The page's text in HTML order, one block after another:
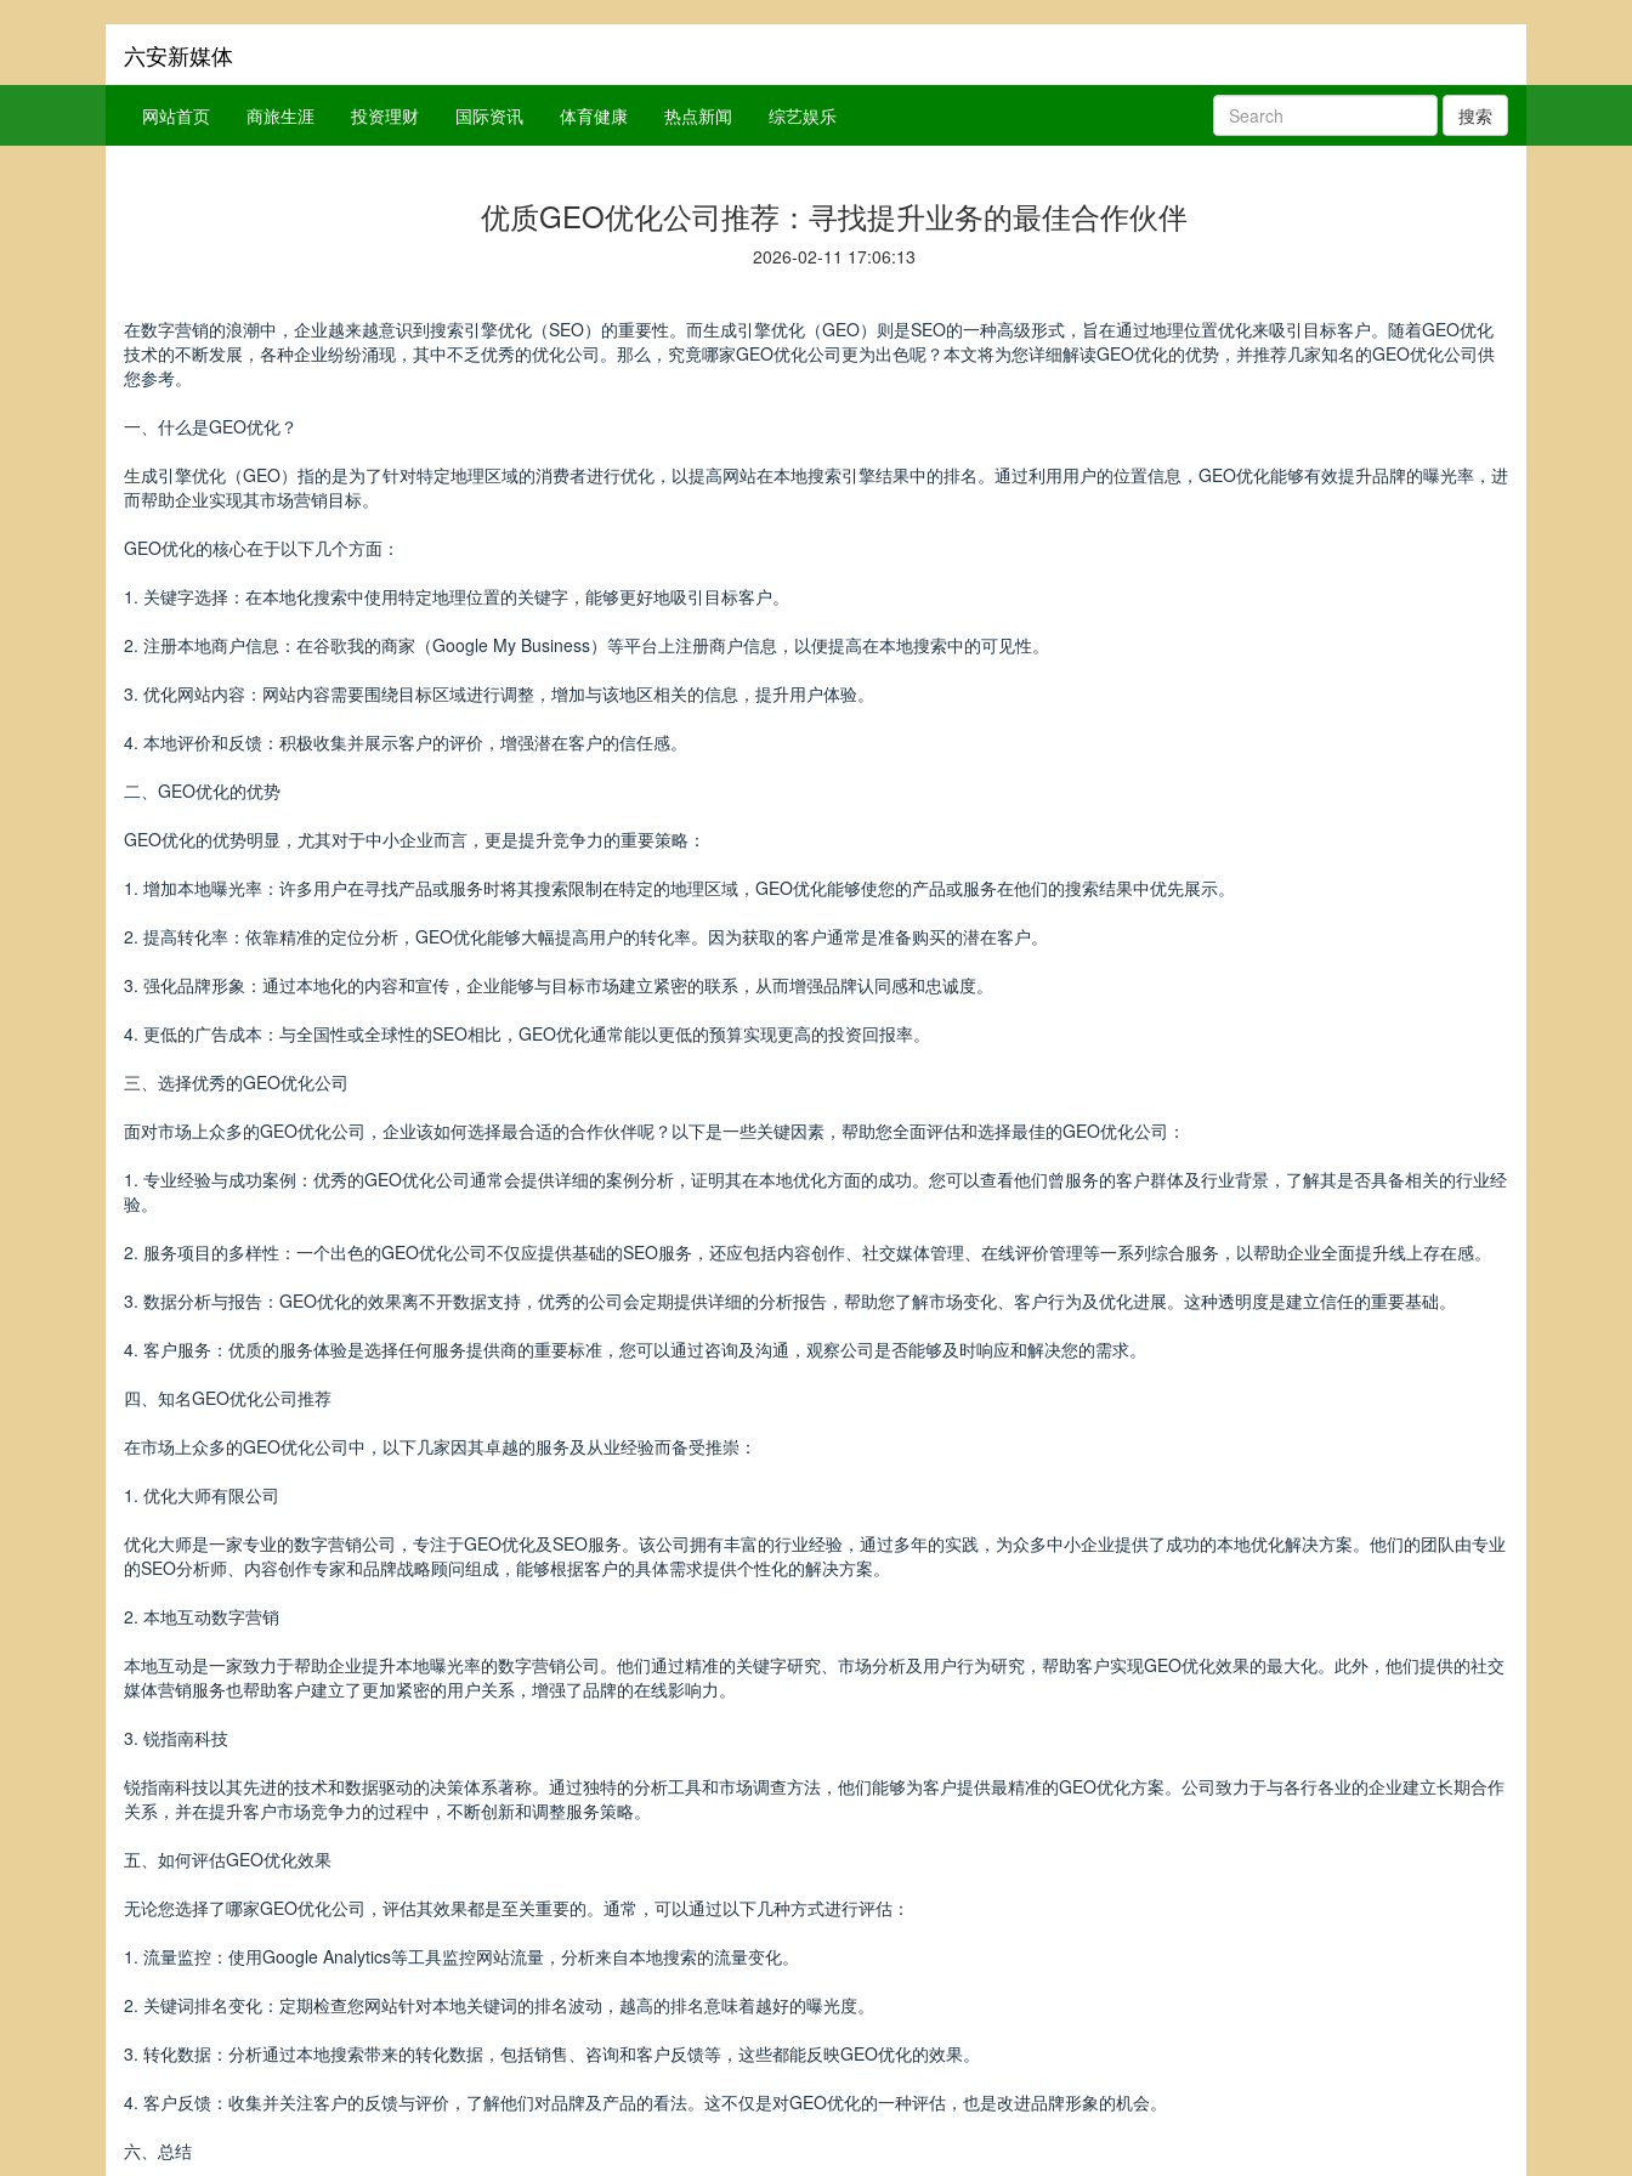
六安新媒体
网站首页 商旅生涯 投资理财 国际资讯 体育健康 热点新闻 综艺娱乐 搜索
优质GEO优化公司推荐：寻找提升业务的最佳合作伙伴
2026-02-11 17:06:13
在数字营销的浪潮中，企业越来越意识到搜索引擎优化（SEO）的重要性。而生成引擎优化（GEO）则是SEO的一种高级形式，旨在通过地理位置优化来吸引目标客户。随着GEO优化
技术的不断发展，各种企业纷纷涌现，其中不乏优秀的优化公司。那么，究竟哪家GEO优化公司更为出色呢？本文将为您详细解读GEO优化的优势，并推荐几家知名的GEO优化公司供
您参考。
一、什么是GEO优化？
生成引擎优化（GEO）指的是为了针对特定地理区域的消费者进行优化，以提高网站在本地搜索引擎结果中的排名。通过利用用户的位置信息，GEO优化能够有效提升品牌的曝光率，进
而帮助企业实现其市场营销目标。
GEO优化的核心在于以下几个方面：
1. 关键字选择：在本地化搜索中使用特定地理位置的关键字，能够更好地吸引目标客户。
2. 注册本地商户信息：在谷歌我的商家（Google My Business）等平台上注册商户信息，以便提高在本地搜索中的可见性。
3. 优化网站内容：网站内容需要围绕目标区域进行调整，增加与该地区相关的信息，提升用户体验。
4. 本地评价和反馈：积极收集并展示客户的评价，增强潜在客户的信任感。
二、GEO优化的优势
GEO优化的优势明显，尤其对于中小企业而言，更是提升竞争力的重要策略：
1. 增加本地曝光率：许多用户在寻找产品或服务时将其搜索限制在特定的地理区域，GEO优化能够使您的产品或服务在他们的搜索结果中优先展示。
2. 提高转化率：依靠精准的定位分析，GEO优化能够大幅提高用户的转化率。因为获取的客户通常是准备购买的潜在客户。
3. 强化品牌形象：通过本地化的内容和宣传，企业能够与目标市场建立紧密的联系，从而增强品牌认同感和忠诚度。
4. 更低的广告成本：与全国性或全球性的SEO相比，GEO优化通常能以更低的预算实现更高的投资回报率。
三、选择优秀的GEO优化公司
面对市场上众多的GEO优化公司，企业该如何选择最合适的合作伙伴呢？以下是一些关键因素，帮助您全面评估和选择最佳的GEO优化公司：
1. 专业经验与成功案例：优秀的GEO优化公司通常会提供详细的案例分析，证明其在本地优化方面的成功。您可以查看他们曾服务的客户群体及行业背景，了解其是否具备相关的行业经
验。
2. 服务项目的多样性：一个出色的GEO优化公司不仅应提供基础的SEO服务，还应包括内容创作、社交媒体管理、在线评价管理等一系列综合服务，以帮助企业全面提升线上存在感。
3. 数据分析与报告：GEO优化的效果离不开数据支持，优秀的公司会定期提供详细的分析报告，帮助您了解市场变化、客户行为及优化进展。这种透明度是建立信任的重要基础。
4. 客户服务：优质的服务体验是选择任何服务提供商的重要标准，您可以通过咨询及沟通，观察公司是否能够及时响应和解决您的需求。
四、知名GEO优化公司推荐
在市场上众多的GEO优化公司中，以下几家因其卓越的服务及从业经验而备受推崇：
1. 优化大师有限公司
优化大师是一家专业的数字营销公司，专注于GEO优化及SEO服务。该公司拥有丰富的行业经验，通过多年的实践，为众多中小企业提供了成功的本地优化解决方案。他们的团队由专业
的SEO分析师、内容创作专家和品牌战略顾问组成，能够根据客户的具体需求提供个性化的解决方案。
2. 本地互动数字营销
本地互动是一家致力于帮助企业提升本地曝光率的数字营销公司。他们通过精准的关键字研究、市场分析及用户行为研究，帮助客户实现GEO优化效果的最大化。此外，他们提供的社交
媒体营销服务也帮助客户建立了更加紧密的用户关系，增强了品牌的在线影响力。
3. 锐指南科技
锐指南科技以其先进的技术和数据驱动的决策体系著称。通过独特的分析工具和市场调查方法，他们能够为客户提供最精准的GEO优化方案。公司致力于与各行各业的企业建立长期合作
关系，并在提升客户市场竞争力的过程中，不断创新和调整服务策略。
五、如何评估GEO优化效果
无论您选择了哪家GEO优化公司，评估其效果都是至关重要的。通常，可以通过以下几种方式进行评估：
1. 流量监控：使用Google Analytics等工具监控网站流量，分析来自本地搜索的流量变化。
2. 关键词排名变化：定期检查您网站针对本地关键词的排名波动，越高的排名意味着越好的曝光度。
3. 转化数据：分析通过本地搜索带来的转化数据，包括销售、咨询和客户反馈等，这些都能反映GEO优化的效果。
4. 客户反馈：收集并关注客户的反馈与评价，了解他们对品牌及产品的看法。这不仅是对GEO优化的一种评估，也是改进品牌形象的机会。
六、总结